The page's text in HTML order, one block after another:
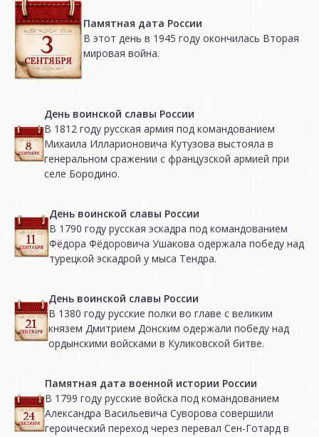
Памятная дата России
В этот день в 1945 году окончилась Вторая
мировая война.
День воинской славы России
В 1812 году русская армия под командованием
Михаила Илларионовича Кутузова выстояла в
генеральном сражении с французской армией при
селе Бородино.
День воинской славы России
В 1790 году русская эскадра под командованием
Фёдора Фёдоровича Ушакова одержала победу над
турецкой эскадрой у мыса Тендра.
День воинской славы России
В 1380 году русские полки во главе с великим
князем Дмитрием Донским одержали победу над
ордынскими войсками в Куликовской битве.
Памятная дата военной истории России
В 1799 году русские войска под командованием
Александра Васильевича Суворова совершили
героический переход через перевал Сен-Готард в